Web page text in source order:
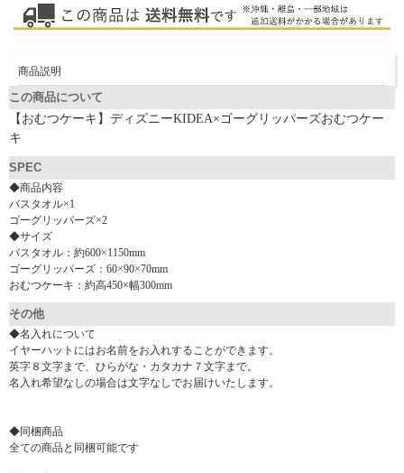
商品説明
この商品について
【おむつケーキ】ディズニーKIDEA×ゴーグリッパーズおむつケー
キ
SPEC
◆商品内容
バスタオル×1
ゴーグリッパーズ×2
◆サイズ
バスタオル：約600×1150mm
ゴーグリッパーズ：60×90×70mm
おむつケーキ：約高450×幅300mm
その他
◆名入れについて
イヤーハットにはお名前をお入れすることができます。
英字８文字まで、ひらがな・カタカナ７文字まで。
名入れ希望なしの場合は文字なしでお届けいたします。
◆同梱商品
全ての商品と同梱可能です